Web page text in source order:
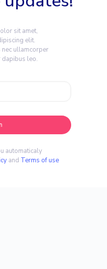
sit amet,
elit.
ullamcorper
dapibus leo.
automaticaly
and Terms of use